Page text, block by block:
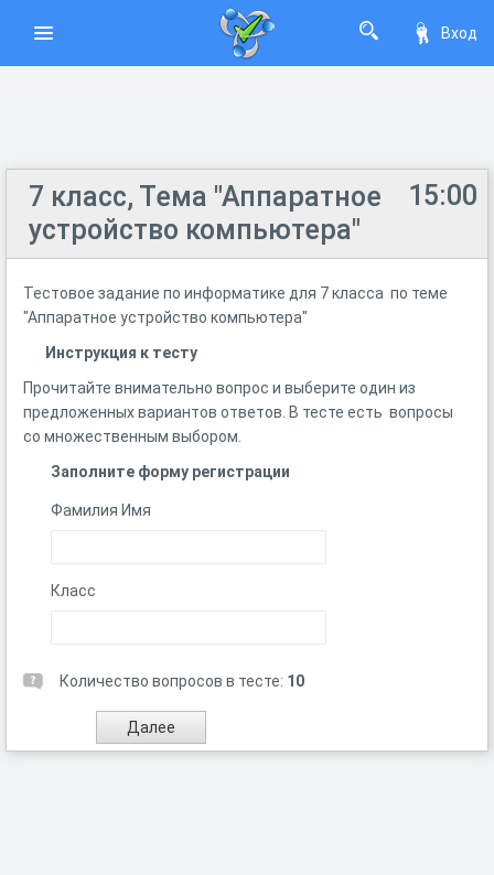
Вход
15:00
7 класс, Тема "Аппаратное
устройство компьютера"
Тестовое задание по информатике для 7 класса по теме
"Аппаратное устройство компьютера"
Инструкция к тесту
Прочитайте внимательно вопрос и выберите один из
предложенных вариантов ответов. В тесте есть вопросы
со множественным выбором.
Заполните форму регистрации
Фамилия Имя
Класс
Количество вопросов в тесте: 10